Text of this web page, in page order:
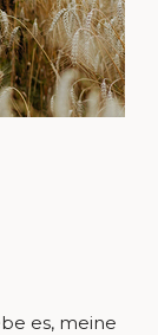
es, meine